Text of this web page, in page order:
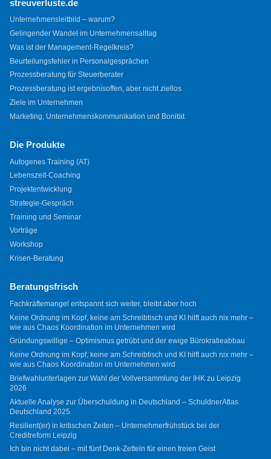
streuverluste.de
Unternehmensleitbild – warum?
Gelingender Wandel im Unternehmensalltag
Was ist der Management-Regelkreis?
Beurteilungsfehler in Personalgesprächen
Prozessberatung für Steuerberater
Prozessberatung ist ergebnisoffen, aber nicht ziellos
Ziele im Unternehmen
Marketing, Unternehmenskommunikation und Bonität
Die Produkte
Autogenes Training (AT)
Lebenszeit-Coaching
Projektentwicklung
Strategie-Gespräch
Training und Seminar
Vorträge
Workshop
Krisen-Beratung
Beratungsfrisch
Fachkräftemangel entspannt sich weiter, bleibt aber hoch
Keine Ordnung im Kopf, keine am Schreibtisch und KI hilft auch nix mehr –
wie aus Chaos Koordination im Unternehmen wird
Gründungswillige – Optimismus getrübt und der ewige Bürokratieabbau
Keine Ordnung im Kopf, keine am Schreibtisch und KI hilft auch nix mehr –
wie aus Chaos Koordination im Unternehmen wird
Briefwahlunterlagen zur Wahl der Vollversammlung der IHK zu Leipzig
2026
Aktuelle Analyse zur Überschuldung in Deutschland – SchuldnerAtlas
Deutschland 2025
Resilient(er) in kritischen Zeiten – Unternehmerfrühstück bei der
Creditreform Leipzig
Ich bin nicht dabei – mit fünf Denk-Zetteln für einen freien Geist